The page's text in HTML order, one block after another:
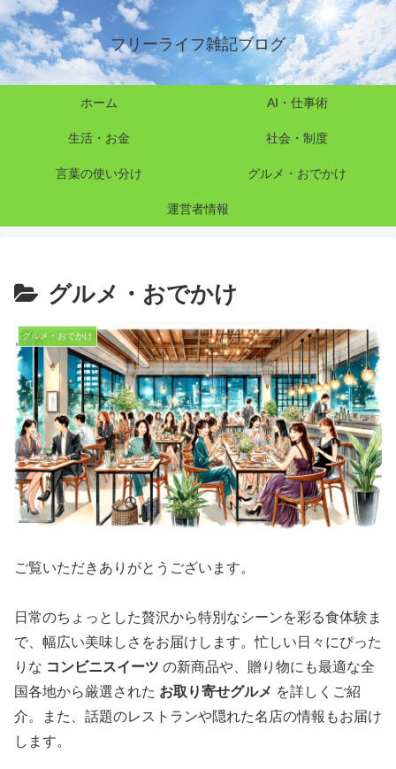
フリーライフ雑記ブログ
ホーム AI・仕事術
生活・お金 社会・制度
言葉の使い分け グルメ・おでかけ
運営者情報
グルメ・おでかけ
グルメ・おでかけ
ご覧いただきありがとうございます。
日常のちょっとした贅沢から特別なシーンを彩る食体験ま
で、幅広い美味しさをお届けします。忙しい日々にぴった
りな コンビニスイーツ の新商品や、贈り物にも最適な全
国各地から厳選された お取り寄せグルメ を詳しくご紹
介。また、話題のレストランや隠れた名店の情報もお届け
します。